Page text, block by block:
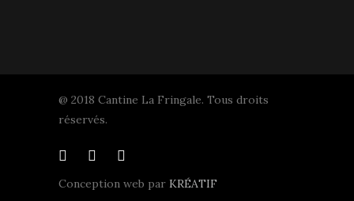
@ 2018 Cantine La Fringale. Tous droits
réservés.
Conception web par KRÉATIF